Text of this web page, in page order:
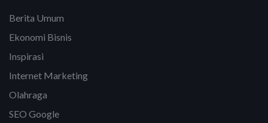
Berita Umum
Ekonomi Bisnis
Inspirasi
Internet Marketing
Olahraga
SEO Google